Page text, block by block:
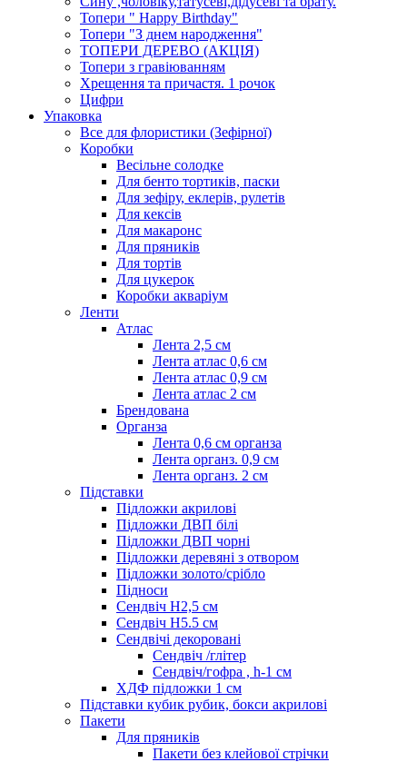
Топери " Happy Birthday"
Топери "З днем народження"
ТОПЕРИ ДЕРЕВО (АКЦІЯ)
Топери з гравіюванням
Хрещення та причастя. 1 рочок
Цифри
Упаковка
Все для флористики (Зефірної)
Коробки
Весільне солодке
Для бенто тортиків, паски
Для зефіру, еклерів, рулетів
Для кексів
Для макаронс
Для пряників
Для тортів
Для цукерок
Коробки акваріум
Ленти
Атлас
Лента 2,5 см
Лента атлас 0,6 см
Лента атлас 0,9 см
Лента атлас 2 см
Брендована
Органза
Лента 0,6 см органза
Лента органз. 0,9 см
Лента органз. 2 см
Підставки
Підложки акрилові
Підложки ДВП білі
Підложки ДВП чорні
Підложки деревяні з отвором
Підложки золото/срібло
Підноси
Сендвіч H2,5 см
Сендвіч H5.5 см
Сендвічі декоровані
Сендвіч /глітер
Сендвіч/гофра , h-1 см
ХДФ підложки 1 см
Підставки кубик рубик, бокси акрилові
Пакети
Для пряників
Пакети без клейової стрічки